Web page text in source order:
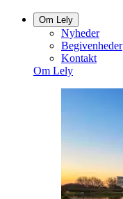
Om Lely
Nyheder
Begivenheder
Kontakt
Om Lely